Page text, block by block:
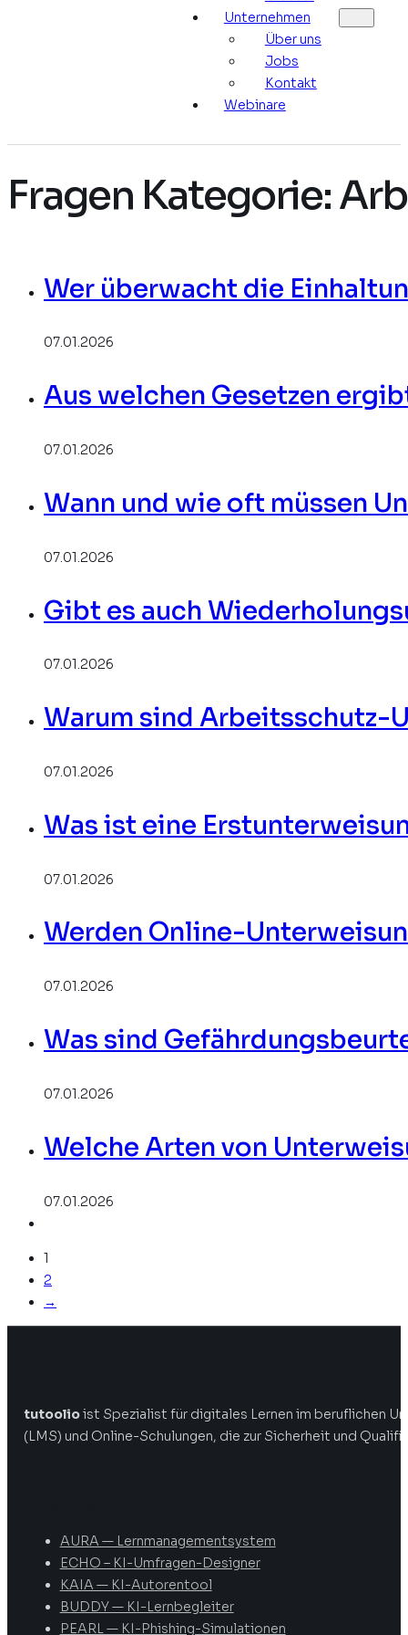
Unternehmen
Über uns
Jobs
Kontakt
Webinare
Fragen Kategorie:
Wer überwacht die
07.01.2026
Aus welchen Gesetzen
07.01.2026
Wann und wie oft müssen
07.01.2026
Gibt es auch
07.01.2026
Warum sind Arbeitsschutz-
07.01.2026
Was ist eine
07.01.2026
Werden Online-
07.01.2026
Was sind
07.01.2026
Welche Arten von
07.01.2026
1
2
→
tutoolioist Spezialist für digitales Lernen im beruflichen
(LMS) und Online-Schulungen, die zur Sicherheit und
AURA — Lernmanagementsystem
ECHO – KI-Umfragen-Designer
KAIA — KI-Autorentool
BUDDY — KI-Lernbegleiter
PEARL — KI-Phishing-Simulationen